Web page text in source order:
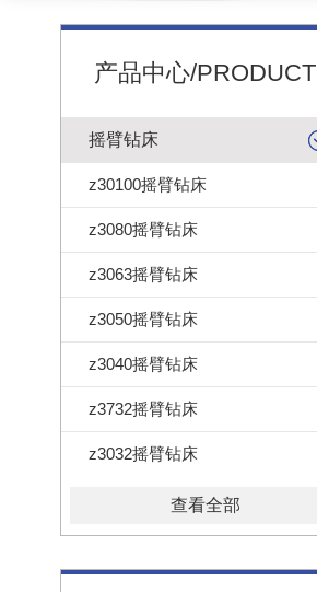
产品中心/PRODUCT
摇臂钻床
z30100摇臂钻床
z3080摇臂钻床
z3063摇臂钻床
z3050摇臂钻床
z3040摇臂钻床
z3732摇臂钻床
z3032摇臂钻床
查看全部